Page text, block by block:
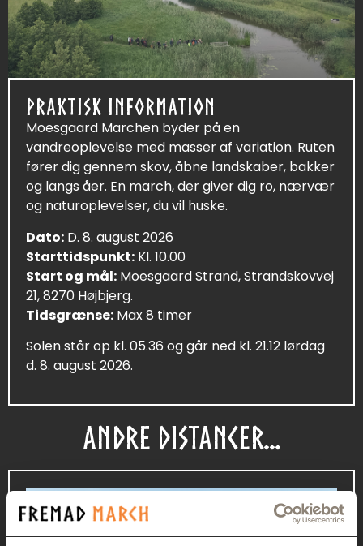
PRAKTISK INFORMATION
Moesgaard Marchen byder på en
vandreoplevelse med masser af variation. Ruten
fører dig gennem skov, åbne landskaber, bakker
og langs åer. En march, der giver dig ro, nærvær
og naturoplevelser, du vil huske.
Dato: D. 8. august 2026
Starttidspunkt: Kl. 10.00
Start og mål: Moesgaard Strand, Strandskovvej
21, 8270 Højbjerg.
Tidsgrænse: Max 8 timer
Solen står op kl. 05.36 og går ned kl. 21.12 lørdag
d. 8. august 2026.
ANDRE DISTANCER...